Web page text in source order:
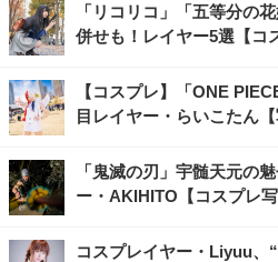
「リコリコ」「五等分の
併せも！レイヤー5選【コ
【コスプレ】「ONE
目レイヤー・らいこたん【
「鬼滅の刃」宇髄天元の
ー・AKIHITO【コスプレ写
コスプレイヤー・Liyuu、